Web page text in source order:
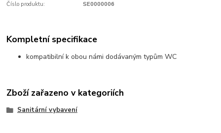
Číslo produktu: SE0000006
Kompletní specifikace
kompatibilní k obou námi dodávaným typům WC
Zboží zařazeno v kategoriích
Sanitární vybavení